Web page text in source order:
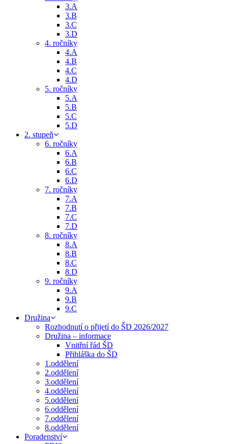
3.A
3.B
3.C
3.D
4. ročníky
4.A
4.B
4.C
4.D
5. ročníky
5.A
5.B
5.C
5.D
2. stupeň
6. ročníky
6.A
6.B
6.C
6.D
7. ročníky
7.A
7.B
7.C
7.D
8. ročníky
8.A
8.B
8.C
8.D
9. ročníky
9.A
9.B
9.C
Družina
Rozhodnutí o přijetí do ŠD 2026/2027
Družina – informace
Vnitřní řád ŠD
Přihláška do ŠD
1.oddělení
2.oddělení
3.oddělení
4.oddělení
5.oddělení
6.oddělení
7.oddělení
8.oddělení
Poradenství